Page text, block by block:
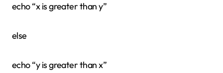
echo “x is greater than y”
else
echo “y is greater than x”